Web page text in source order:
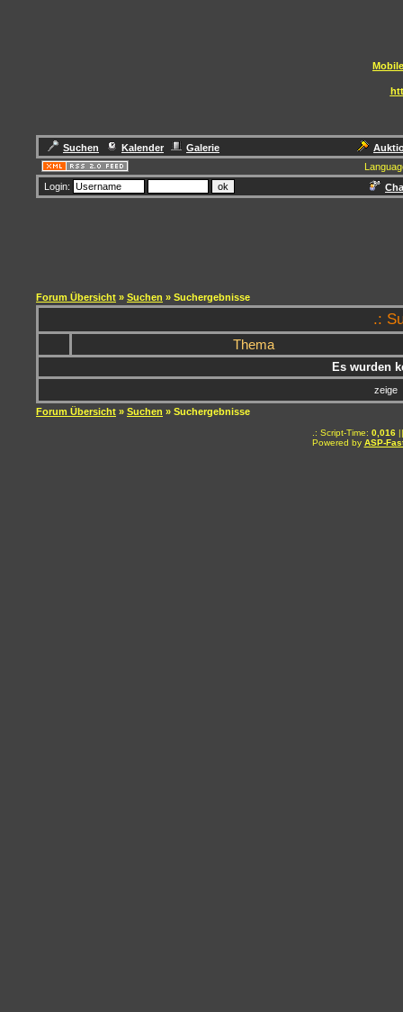
Suchen Kalender Galerie
Login:
Forum Übersicht » Suchen » Suchergebnisse
.:
Thema
Es wurden
zeige
Forum Übersicht » Suchen » Suchergebnisse
.: Script-Time: 0,016
Powered by ASP-